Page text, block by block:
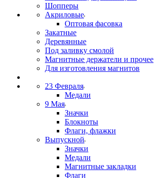
Шопперы
Акриловые
Оптовая фасовка
Закатные
Деревянные
Под заливку смолой
Магнитные держатели и прочее
Для изготовления магнитов
23 Февраля
Медали
9 Мая
Значки
Блокноты
Флаги, флажки
Выпускной
Значки
Медали
Магнитные закладки
Флаги